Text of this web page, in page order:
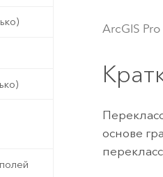
анализа
Природные ресурсы
Все отрасли
ArcGIS Pro
основе